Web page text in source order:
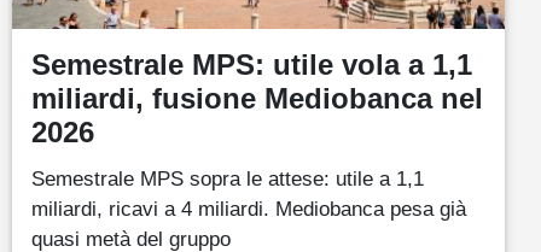
Semestrale MPS: utile vola a 1,1
miliardi, fusione Mediobanca nel
2026
Semestrale MPS sopra le attese: utile a 1,1
miliardi, ricavi a 4 miliardi. Mediobanca pesa già
quasi metà del gruppo